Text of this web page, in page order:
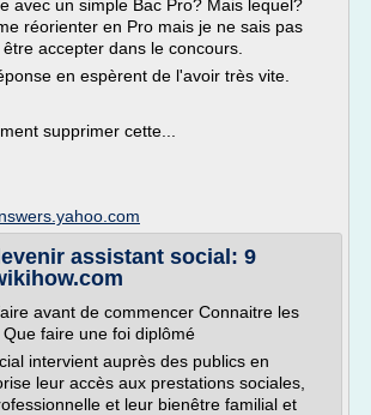
avec un simple Bac Pro? Mais lequel?
réorienter en Pro mais je ne sais pas
accepter dans le concours.
en espèrent de l'avoir très vite.
supprimer cette...
assistant social: 9
avant de commencer Connaitre les
faire une foi diplômé
intervient auprès des publics en
leur accès aux prestations sociales,
et leur bienêtre familial et